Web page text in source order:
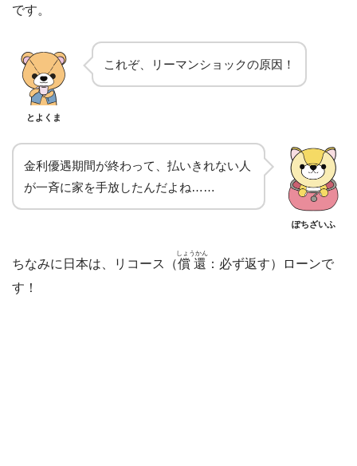
です。
とよくま
これぞ、リーマンショックの原因！
金利優遇期間が終わって、払いきれない人
が一斉に家を手放したんだよね……
ぽちざいふ
ちなみに日本は、リコース（償還
しょうかん
：必ず返す）ローンで
す！